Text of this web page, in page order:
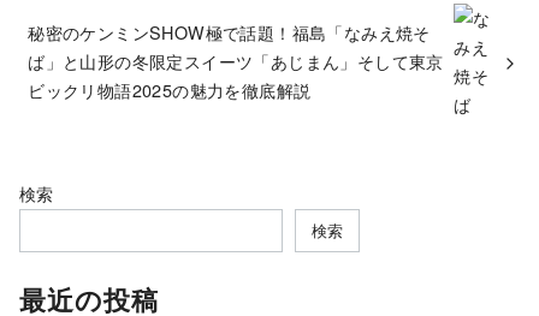
秘密のケンミンSHOW極で話題！福島「なみえ焼そ
ば」と山形の冬限定スイーツ「あじまん」そして東京
ビックリ物語2025の魅力を徹底解説
検索
検索
最近の投稿